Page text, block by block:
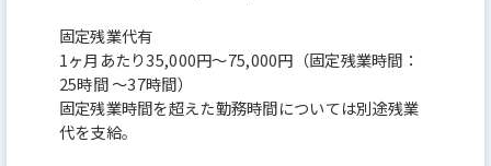
固定残業代有
1ヶ月あたり35,000円～75,000円（固定残業時間：
25時間 ～37時間）
固定残業時間を超えた勤務時間については別途残業
代を支給。